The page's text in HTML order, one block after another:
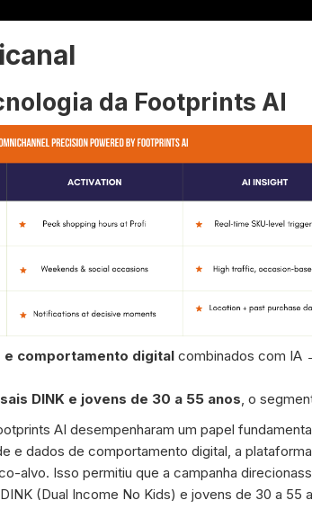
da Footprints AI
e comportamento digital combinados com IA
DINK e jovens de 30 a 55 anos, o
AI desempenharam um papel
e dados de comportamento digital, a
alvo. Isso permitiu que a campanha
(Dual Income No Kids) e jovens de 30 a 55